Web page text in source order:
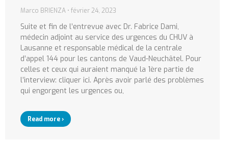
Marco BRIENZA février 24, 2023
Suite et fin de l’entrevue avec Dr. Fabrice Dami,
médecin adjoint au service des urgences du CHUV à
Lausanne et responsable médical de la centrale
d’appel 144 pour les cantons de Vaud-Neuchâtel. Pour
celles et ceux qui auraient manqué la 1ère partie de
l’interview: cliquer ici. Après avoir parlé des problèmes
qui engorgent les urgences ou,
Read more ›